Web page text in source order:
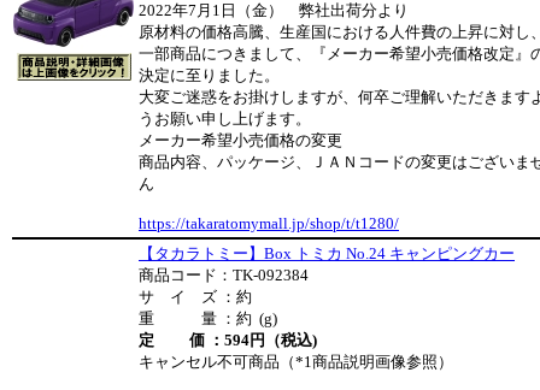
2022年7月1日（金） 弊社出荷分より
原材料の価格高騰、生産国における人件費の上昇に対し
一部商品につきまして、『メーカー希望小売価格改定』
決定に至りました。
大変ご迷惑をお掛けしますが、何卒ご理解いただきます
うお願い申し上げます。
メーカー希望小売価格の変更
商品内容、パッケージ、ＪＡＮコードの変更はございま
ん
https://takaratomymall.jp/shop/t/t1280/
【タカラトミー】Box トミカ No.24 キャンピングカー
商品コード：TK-092384
サ イ ズ ：約
重 量 ：約 (g)
定 価 ：594円（税込)
キャンセル不可商品（*1商品説明画像参照）